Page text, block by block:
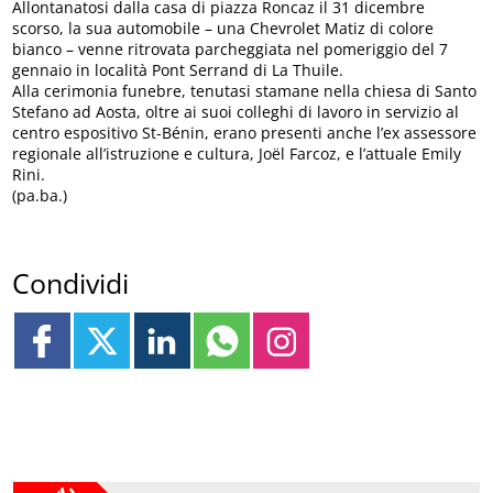
Allontanatosi dalla casa di piazza Roncaz il 31 dicembre
scorso, la sua automobile – una Chevrolet Matiz di colore
bianco – venne ritrovata parcheggiata nel pomeriggio del 7
gennaio in località Pont Serrand di La Thuile.
Alla cerimonia funebre, tenutasi stamane nella chiesa di Santo
Stefano ad Aosta, oltre ai suoi colleghi di lavoro in servizio al
centro espositivo St-Bénin, erano presenti anche l’ex assessore
regionale all’istruzione e cultura, Joël Farcoz, e l’attuale Emily
Rini.
(pa.ba.)
Condividi